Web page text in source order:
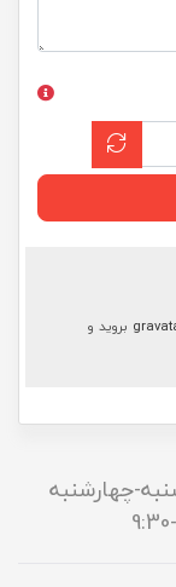
بروید و
/ 02188311574 شنبه-چهارشنبه